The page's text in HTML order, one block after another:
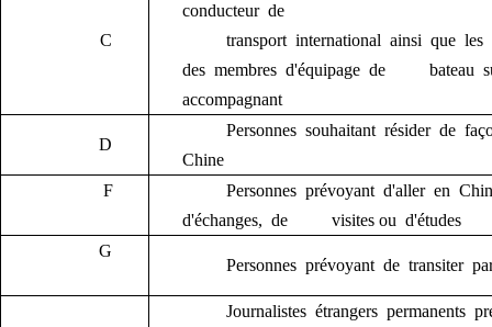
C
conducteur de
transport international ainsi que les
des membres d'équipage de
accompagnant
D
Personnes souhaitant résider de
Chine
F
Personnes prévoyant d'aller en
d'échanges, de visites ou d'études
G
Personnes prévoyant de transiter
Journalistes étrangers permanents